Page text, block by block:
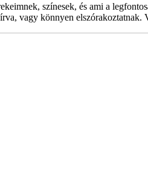
színesek, és ami a
vagy könnyen elszórakoztatnak.